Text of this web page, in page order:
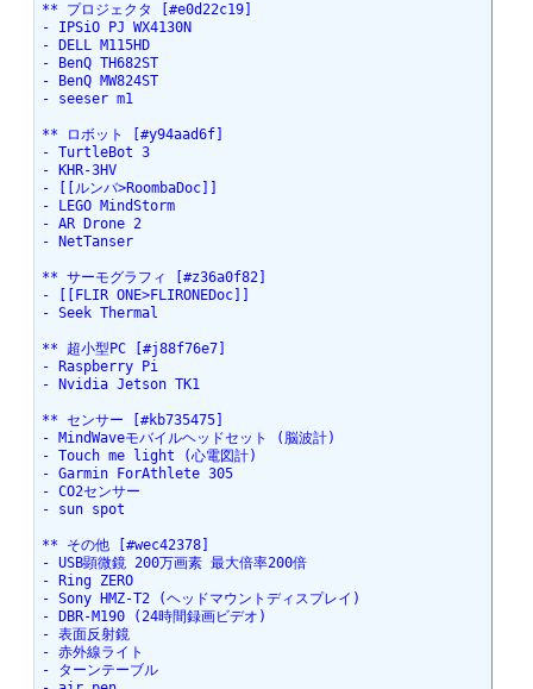
** プロジェクタ [#e0d22c19]
- IPSiO PJ WX4130N
- DELL M115HD
- BenQ TH682ST
- BenQ MW824ST
- seeser m1
** ロボット [#y94aad6f]
- TurtleBot 3
- KHR-3HV
- [[ルンバ>RoombaDoc]]
- LEGO MindStorm
- AR Drone 2
- NetTanser
** サーモグラフィ [#z36a0f82]
- [[FLIR ONE>FLIRONEDoc]]
- Seek Thermal
** 超小型PC [#j88f76e7]
- Raspberry Pi
- Nvidia Jetson TK1
** センサー [#kb735475]
- MindWaveモバイルヘッドセット (脳波計)
- Touch me light (心電図計)
- Garmin ForAthlete 305
- CO2センサー
- sun spot
** その他 [#wec42378]
- USB顕微鏡 200万画素 最大倍率200倍
- Ring ZERO
- Sony HMZ-T2 (ヘッドマウントディスプレイ)
- DBR-M190 (24時間録画ビデオ)
- 表面反射鏡
- 赤外線ライト
- ターンテーブル